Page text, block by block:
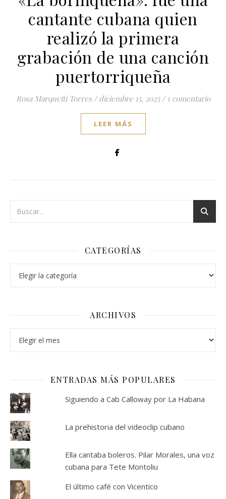
cantante cubana quien
realizó la primera
grabación de una canción
puertorriqueña
Rosa Marquetti Torres / diciembre 15, 2025 / 1 comentario
LEER MÁS
CATEGORÍAS
ARCHIVOS
ENTRADAS MÁS POPULARES
Siguiendo a Cab Calloway por La Habana
La prehistoria del videoclip cubano
Ella cantaba boleros. Pilar Morales, una voz
cubana para Tete Montoliu
El último café con Vicentico